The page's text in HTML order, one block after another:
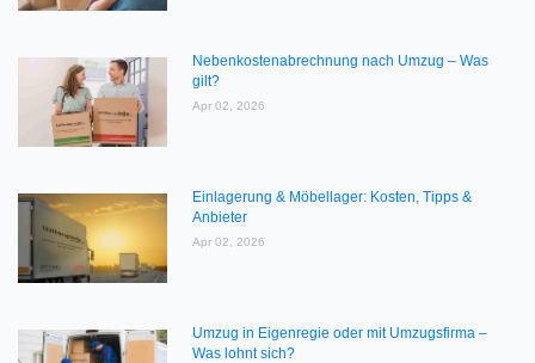
Nebenkostenabrechnung nach Umzug – Was
gilt?
Apr 02, 2026
Einlagerung & Möbellager: Kosten, Tipps &
Anbieter
Apr 02, 2026
Umzug in Eigenregie oder mit Umzugsfirma –
Was lohnt sich?